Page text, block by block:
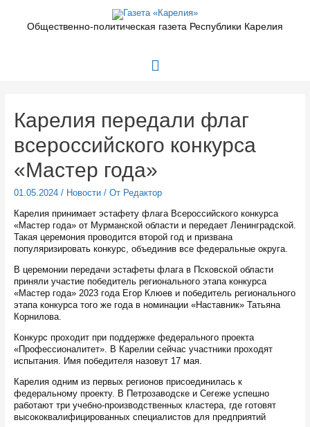
содержимомуОбщественно-политическая газета Республики Карелия
Главное
Карелия передали флаг
всероссийского конкурса
«Мастер года»
01.05.2024/ Новости/ От Редактор
Карелия принимает эстафету флага Всероссийского конкурса
«Мастер года» от Мурманской области и передает Ленинградской.
Такая церемония проводится второй год и призвана
популяризировать конкурс, объединив все федеральные округа.
В церемонии передачи эстафеты флага в Псковской области
приняли участие победитель регионального этапа конкурса
«Мастер года» 2023 года Егор Клюев и победитель регионального
этапа конкурса того же года в номинации «Наставник» Татьяна
Корнилова.
Конкурс проходит при поддержке федерального проекта
«Профессионалитет». В Карелии сейчас участники проходят
испытания. Имя победителя назовут 17 мая.
Карелия одним из первых регионов присоединилась к
федеральному проекту. В Петрозаводске и Сегеже успешно
работают три учебно-производственных кластера, где готовят
высококвалифицированных специалистов для предприятий